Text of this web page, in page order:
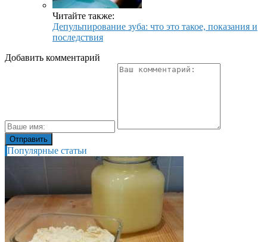
Читайте также:
Депульпирование зуба: что это такое, показания и
последствия
Добавить комментарий
Популярные статьи